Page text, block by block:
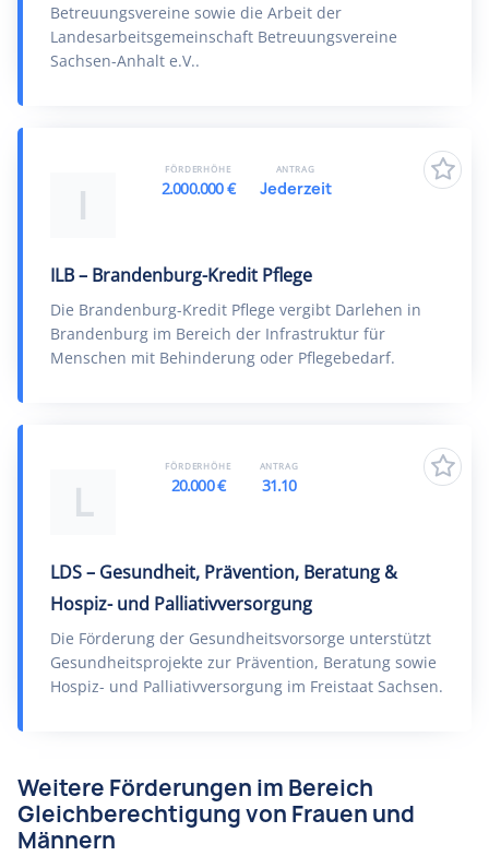
Betreuungsvereine sowie die Arbeit der
Landesarbeitsgemeinschaft Betreuungsvereine
Sachsen-Anhalt e.V..
I
ILB – Brandenburg-Kredit Pflege
Die Brandenburg-Kredit Pflege vergibt Darlehen in
Brandenburg im Bereich der Infrastruktur für
Menschen mit Behinderung oder Pflegebedarf.
FÖRDERHÖHE
2.000.000 €
ANTRAG
Jederzeit
L
LDS – Gesundheit, Prävention, Beratung &
Hospiz- und Palliativversorgung
Die Förderung der Gesundheitsvorsorge unterstützt
Gesundheitsprojekte zur Prävention, Beratung sowie
Hospiz- und Palliativversorgung im Freistaat Sachsen.
FÖRDERHÖHE
20.000 €
ANTRAG
31.10
Weitere Förderungen im Bereich
Gleichberechtigung von Frauen und
Männern